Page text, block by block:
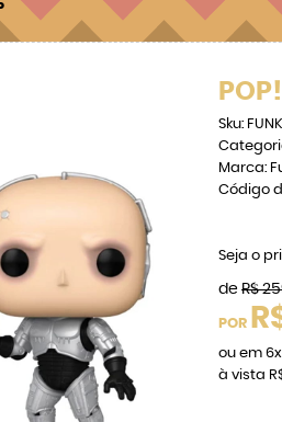
Sku:
Marca:
Código
Seja o
de R$
POR
ou em 6x
à vista